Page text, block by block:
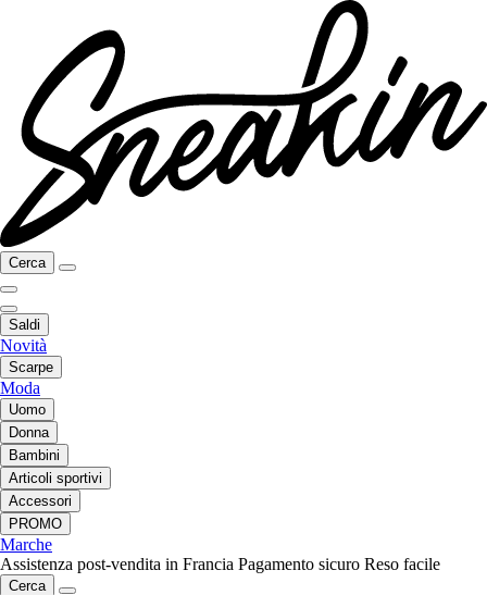
Cerca
Saldi
Novità
Scarpe
Moda
Uomo
Donna
Bambini
Articoli sportivi
Accessori
PROMO
Marche
Assistenza post-vendita in Francia Pagamento sicuro Reso facile
Cerca